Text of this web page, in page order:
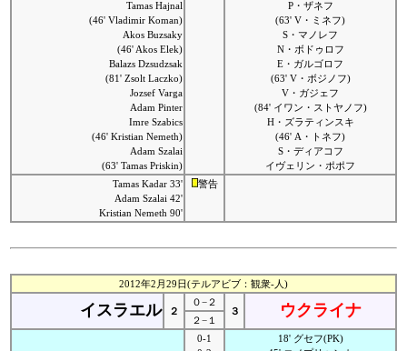
Tamas Hajnal
(46' Vladimir Koman)
Akos Buzsaky
(46' Akos Elek)
Balazs Dzsudzsak
(81' Zsolt Laczko)
Jozsef Varga
Adam Pinter
Imre Szabics
(46' Kristian Nemeth)
Adam Szalai
(63' Tamas Priskin)
P・ザネフ
(63' V・ミネフ)
S・マノレフ
N・ボドゥロフ
E・ガルゴロフ
(63' V・ボジノフ)
V・ガジェフ
(84' イワン・ストヤノフ)
H・ズラティンスキ
(46' A・トネフ)
S・ディアコフ
イヴェリン・ポポフ
Tamas Kadar 33'
Adam Szalai 42'
Kristian Nemeth 90'
警告
2012年2月29日(テルアビブ：観衆-人)
イスラエル ２
０−２
３
ウクライナ
２−１
0-1
18' グセフ(PK)